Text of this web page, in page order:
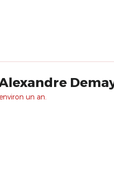
un an.